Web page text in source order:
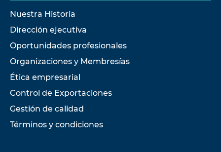
Nuestra Historia
Dirección ejecutiva
Oportunidades profesionales
Organizaciones y Membresías
Ética empresarial
Control de Exportaciones
Gestión de calidad
Términos y condiciones